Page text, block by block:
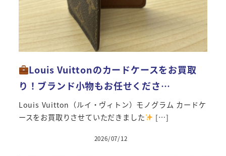
Louis Vuittonのカードケースをお買取
り！ブランド小物もお任せくださ…
Louis Vuitton（ルイ・ヴィトン）モノグラム カードケ
ースをお買取りさせていただきました
[…]
投稿日
2026/07/12